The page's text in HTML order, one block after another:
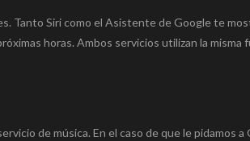
Tanto Siri como el Asistente de Google te
horas. Ambos servicios utilizan la misma
de música. En el caso de que le pidamos